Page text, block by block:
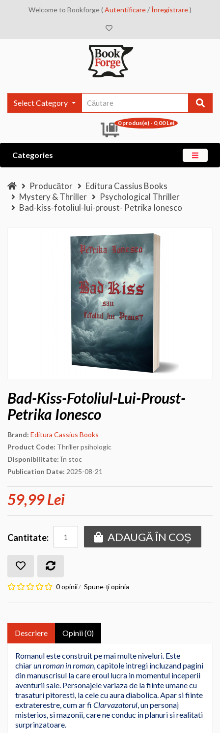
Welcome to Bookforge (Autentificare/Înregistrare)
Select Category
0 produs(e) - 0,00 Lei
Categories
Producător
Editura Cassius Books
Mystery & Thriller
Psychological Thriller
Bad-kiss-fotoliul-lui-proust- Petrika Ionesco
Bad-Kiss-Fotoliul-Lui-Proust-
Petrika Ionesco
Brand: Editura Cassius Books
Product Code: Thriller psihologic
Disponibilitate: În stoc
Publication Date: 2025-08-21
59,99 Lei
Cantitate: ADAUGĂ ÎN COȘ
0 opinii/ Spune-ţi opinia
Descriere Opinii (0)
Romanul este construit pe mai multe niveluri. Este
chiarun roman in roman, capitole intregi incluzand pagini
din manuscrisul la care eroul lucra in momentul inceperii
aventurii sale. Personajele variaza de la fiinte umane cu
trasaturi pitoresti, la cele cu aura diabolica. Apar si fiinte
extraterestre, cum ar fi Clarvazatorul, un personaj
misterios, si mazonii, care ne conduc in planuri si realitati
surprinzatoare.